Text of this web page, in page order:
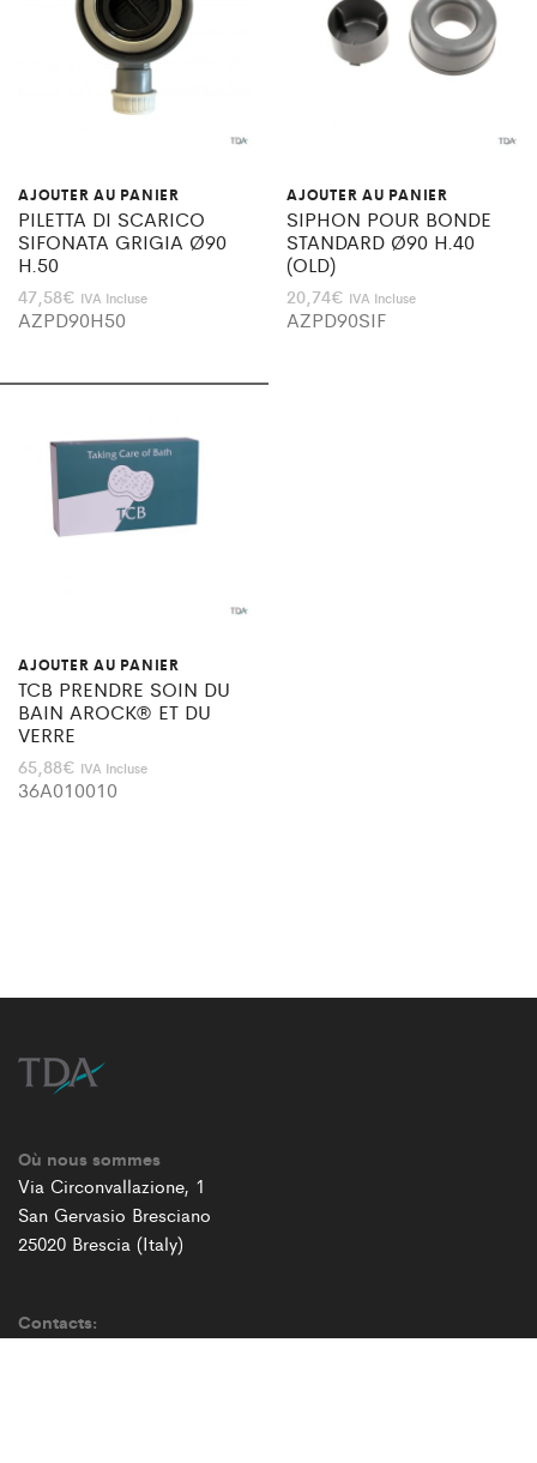
AJOUTER AU PANIER
PILETTA DI SCARICO
SIFONATA GRIGIA Ø90
H.50
47,58€ IVA Incluse
AZPD90H50
AJOUTER AU PANIER
SIPHON POUR BONDE
STANDARD Ø90 H.40
(OLD)
20,74€ IVA Incluse
AZPD90SIF
AJOUTER AU PANIER
TCB PRENDRE SOIN DU
BAIN AROCK® ET DU
VERRE
65,88€ IVA Incluse
36A010010
Où nous sommes
Via Circonvallazione, 1
San Gervasio Bresciano
25020 Brescia (Italy)
Contacts: